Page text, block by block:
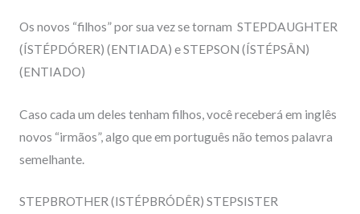
Os novos “filhos” por sua vez se tornam STEPDAUGHTER
(ÍSTÉPDÓRER) (ENTIADA) eSTEPSON (ÍSTÉPSÂN)
(ENTIADO)
Caso cada um deles tenham filhos, você receberá em inglês
novos “irmãos”, algo que em português não temos palavra
semelhante.
STEPBROTHER (ISTÉPBRÓDÊR) STEPSISTER